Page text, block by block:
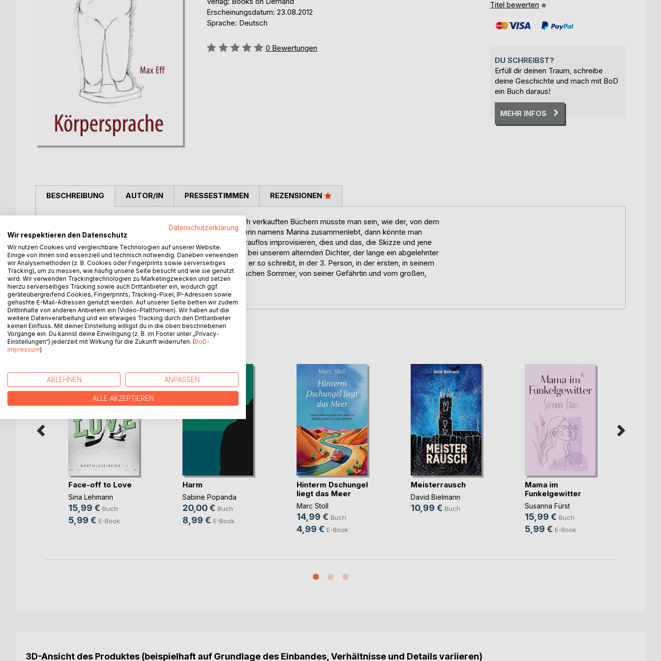
Erscheinungsdatum: 23.08.2012
Sprache: Deutsch
Bewertung::
0 Bewertungen
Titel bewerten
DU SCHREIBST?
Erfüll dir deinen Traum, schreibe
deine Geschichte und mach mit BoD
ein Buch daraus!
MEHR INFOS
BESCHREIBUNG
Ja, so ein erfolgreicher, steinreicher Autor mit millionenfach verkauften Büchern müsste man sein, wie der, von dem
hier die Rede ist, der am Comer See mit einer jungen Malerin namens Marina zusammenlebt, dann könnte man
schreiben, wonach einem gerade ist, dann könnte man darauflos improvisieren, dies und das, die Skizze und jene
und zwei Dutzend Akt-Gedichte. Schauen wir uns also um bei unserem alternden Dichter, der lange ein abgelehnter
Niemand war, lesen wir seine Skizzen, seine Gedichte, die er so schreibt, in der 3. Person, in der ersten, in seinem
kleinen, feinen, organischen Haus, inspiriert vom lombardischen Sommer, von seiner Gefährtin und vom großen,
großartigen See!
AUTOR/IN PRESSESTIMMEN REZENSIONEN
WEITERE TITEL BEIBoD
Face-off to Love
Sina Lehmann
15,99 € Buch
5,99 € E-Book
Harm
Sabine Popanda
20,00 € Buch
8,99 € E-Book
Hinterm Dschungel
liegt das Meer
Marc Stoll
14,99 € Buch
4,99 € E-Book
Meisterrausch
David Bielmann
10,99 € Buch
Mama im
Funkelgewitter
Susanna Fürst
15,99 € Buch
5,99 € E-Book
3D-Ansicht des Produktes (beispielhaft auf Grundlage des Einbandes, Verhältnisse und Details variieren)
Datenschutzerklärung
Wir respektieren den Datenschutz
Wir nutzen Cookies und vergleichbare Technologien auf unserer Website.
Einige von ihnen sind essenziell und technisch notwendig. Daneben verwenden
wir Analysemethoden (z. B. Cookies oder Fingerprints sowie serverseitiges
Tracking), um zu messen, wie häufig unsere Seite besucht und wie sie genutzt
wird. Wir verwenden Trackingtechnologien zu Marketingzwecken und setzen
hierzu serverseitiges Tracking sowie auch Drittanbieter ein, wodurch ggf.
geräteübergreifend Cookies, Fingerprints, Tracking-Pixel, IP-Adressen sowie
gehashte E-Mail-Adressen genutzt werden. Auf unserer Seite betten wir zudem
Drittinhalte von anderen Anbietern ein (Video-Plattformen). Wir haben auf die
weitere Datenverarbeitung und ein etwaiges Tracking durch den Drittanbieter
keinen Einfluss. Mit deiner Einstellung willigst du in die oben beschriebenen
Vorgänge ein. Du kannst deine Einwilligung (z. B. im Footer unter „Privacy-
Einstellungen“) jederzeit mit Wirkung für die Zukunft widerrufen. (BoD-
Impressum)
ABLEHNEN ANPASSEN
ALLE AKZEPTIEREN